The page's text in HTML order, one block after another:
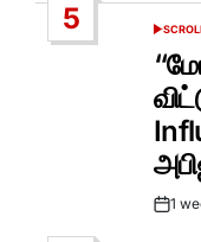
5
POSTED
IN
Post1